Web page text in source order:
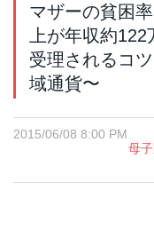
マザーの貧困
上が年収約
受理されるコ
域通貨〜
2015/06/08 8:00 PM
母